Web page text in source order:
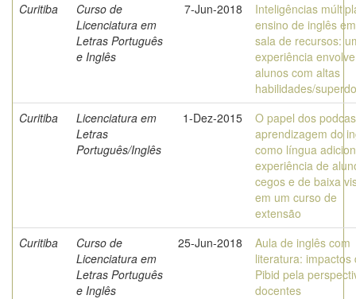
Curitiba
Curso de
Licenciatura em
Letras Português
e Inglês
7-Jun-2018
Inteligências
ensino de inglês
sala de recursos:
experiência
alunos com altas
habilidades/
Curitiba
Licenciatura em
Letras
Português/Inglês
1-Dez-2015
O papel dos
aprendizagem do
como língua
experiência de
cegos e de baixa
em um curso de
extensão
Curitiba
Curso de
Licenciatura em
Letras Português
e Inglês
25-Jun-2018
Aula de inglês com
literatura: impactos
Pibid pela
docentes